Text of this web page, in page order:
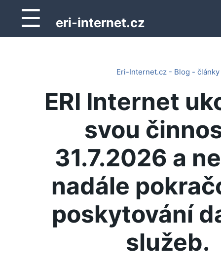
☰ eri-internet.cz
Eri-Internet.cz - Blog - články
ERI Internet
svou
31.7.2026 a
nadále
poskytování
služeb.